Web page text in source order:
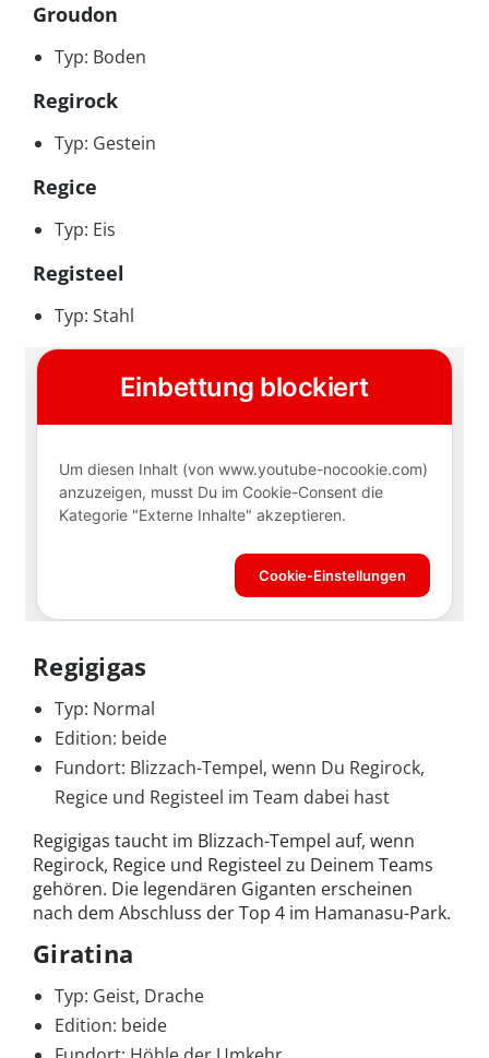
Groudon
Typ: Boden
Regirock
Typ: Gestein
Regice
Typ: Eis
Registeel
Typ: Stahl
Regigigas
Typ: Normal
Edition: beide
Fundort: Blizzach-Tempel, wenn Du Regirock,
Regice und Registeel im Team dabei hast
Regigigas taucht im Blizzach-Tempel auf, wenn
Regirock, Regice und Registeel zu Deinem Teams
gehören. Die legendären Giganten erscheinen
nach dem Abschluss der Top 4 im Hamanasu-Park.
Giratina
Typ: Geist, Drache
Edition: beide